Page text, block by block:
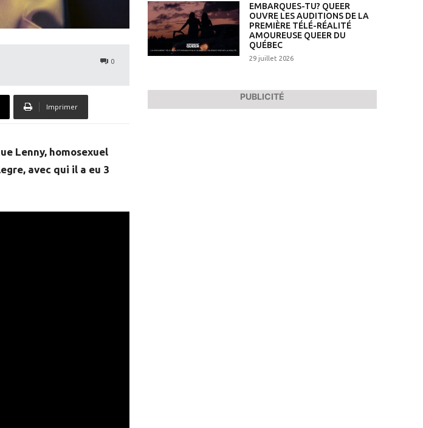
0
Imprimer
Lenny, homosexuel
avec qui il a eu 3
EMBARQUES-TU? QUEER
OUVRE LES AUDITIONS DE LA
PREMIÈRE TÉLÉ-RÉALITÉ
AMOUREUSE QUEER DU
QUÉBEC
29 juillet 2026
PUBLICITÉ